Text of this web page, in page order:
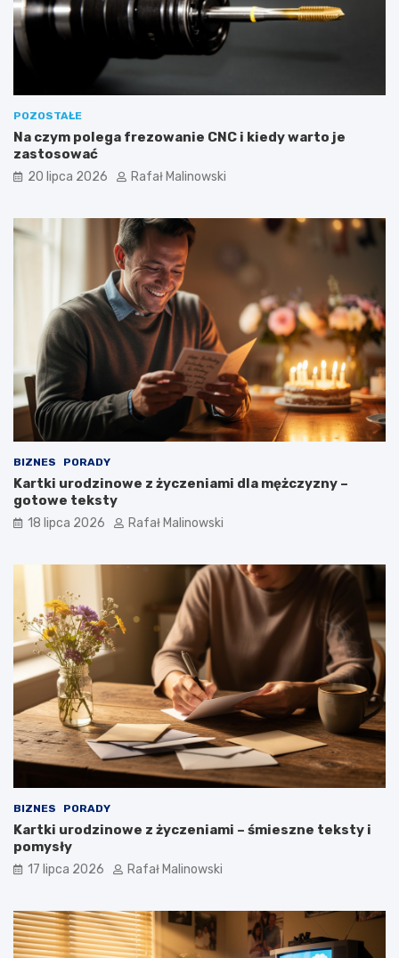
POZOSTAŁE
Na czym polega frezowanie CNC i kiedy warto je
zastosować
20 lipca 2026 Rafał Malinowski
BIZNES PORADY
Kartki urodzinowe z życzeniami dla mężczyzny –
gotowe teksty
18 lipca 2026 Rafał Malinowski
BIZNES PORADY
Kartki urodzinowe z życzeniami – śmieszne teksty i
pomysły
17 lipca 2026 Rafał Malinowski